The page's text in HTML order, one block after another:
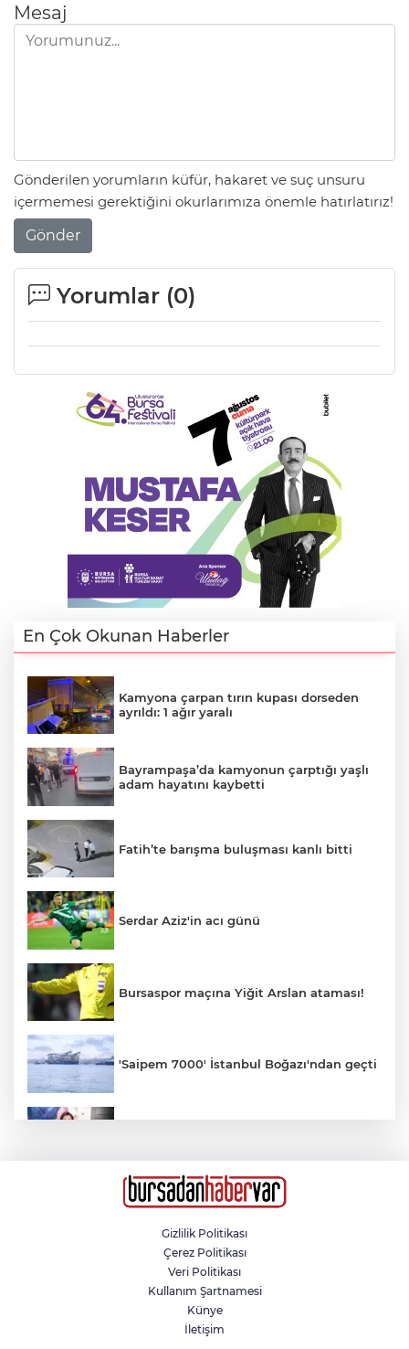
Mesaj
Gönderilen yorumların küfür, hakaret ve suç unsuru
içermemesi gerektiğini okurlarımıza önemle hatırlatırız!
Gönder
Yorumlar (0)
En Çok Okunan Haberler
Kamyona çarpan tırın kupası dorseden
ayrıldı: 1 ağır yaralı
Bayrampaşa’da kamyonun çarptığı yaşlı
adam hayatını kaybetti
Fatih’te barışma buluşması kanlı bitti
Serdar Aziz'in acı günü
Bursaspor maçına Yiğit Arslan ataması!
'Saipem 7000' İstanbul Boğazı'ndan geçti
Otomobil motosikletle çarpıştı: 2'si çocuk
Mahalleyi savaş alanına çevirdi, alkollü
kadın sürücü karıştığı kazayı unuttu
Gizlilik Politikası
Çerez Politikası
Veri Politikası
Kullanım Şartnamesi
Künye
İletişim